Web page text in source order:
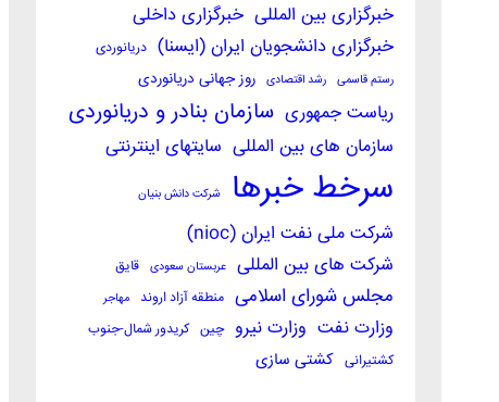
خبرگزاری بین المللی خبرگزاری داخلی
خبرگزاری دانشجویان ایران (ایسنا) دریانوردی
رستم قاسمی رشد اقتصادی روز جهانی دریانوردی
ریاست جمهوری سازمان بنادر و دریانوردی
سازمان های بین المللی سایتهای اینترنتی
سرخط خبرها شرکت دانش بنیان
شرکت ملی نفت ایران (nioc)
شرکت های بین المللی
عربستان سعودی قایق
مجلس شورای اسلامی منطقه آزاد اروند مهاجر
وزارت نفت وزارت نیرو چین کریدور شمال-جنوب
کشتیرانی کشتی سازی